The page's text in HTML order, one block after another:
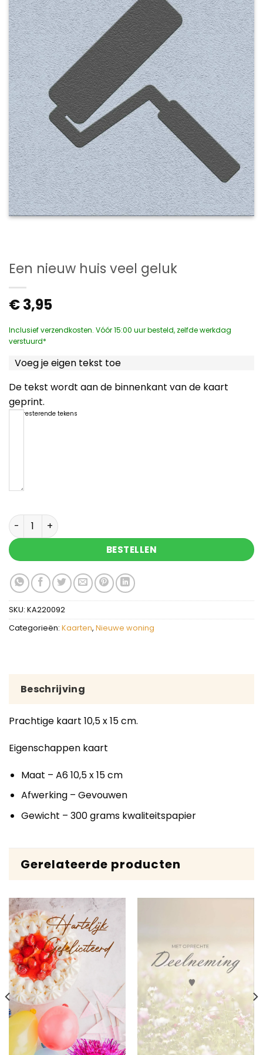
Een nieuw huis veel geluk
€3,95
Inclusief verzendkosten. Vóór 15:00 uur besteld, zelfde werkdag
verstuurd*
Voeg je eigen tekst toe
De tekst wordt aan de binnenkant van de kaart
geprint.
resterende tekens
Een nieuw huis veel geluk aantal
BESTELLEN
SKU: KA220092
Categorieën: Kaarten, Nieuwe woning
Beschrijving
Prachtige kaart 10,5 x 15 cm.
Eigenschappen kaart
Maat – A6 10,5 x 15 cm
Afwerking – Gevouwen
Gewicht – 300 grams kwaliteitspapier
Gerelateerde producten